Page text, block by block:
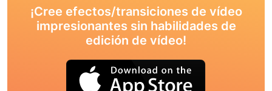
¡Cree efectos/transiciones de vídeo
impresionantes sin habilidades de
edición de vídeo!